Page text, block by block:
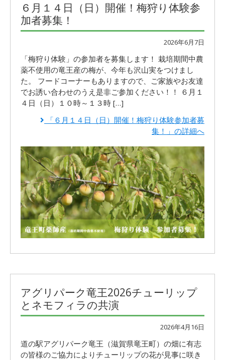
６月１４日（日）開催！梅狩り体験参
加者募集！
2026年6月7日
「梅狩り体験」の参加者を募集します！ 栽培期間中農
薬不使用の竜王産の梅が、今年も沢山実をつけまし
た。 フードコーナーもありますので、ご家族やお友達
でお誘い合わせのうえ是非ご参加ください！！ ６月１
４日（日）１０時～１３時 […]
「６月１４日（日）開催！梅狩り体験参加者募
集！」の詳細へ
アグリパーク竜王2026チューリップ
とネモフィラの共演
2026年4月16日
道の駅アグリパーク竜王（滋賀県竜王町）の畑に有志
の皆様のご協力によりチューリップの花が見事に咲き